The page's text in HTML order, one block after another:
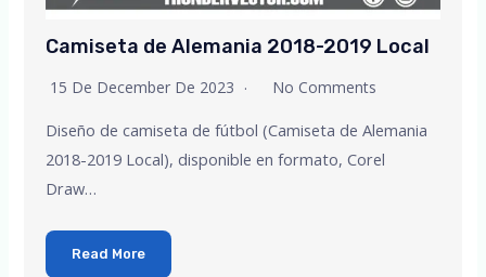
Camiseta de Alemania 2018-2019 Local
15 De December De 2023 No Comments
Diseño de camiseta de fútbol (Camiseta de Alemania
2018-2019 Local), disponible en formato, Corel
Draw…
Read More